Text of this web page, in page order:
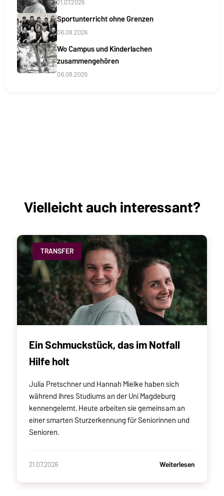
21.07.2026
Sportunterricht ohne Grenzen
06.08.2026
Wo Campus und Kinderlachen
zusammengehören
06.08.2026
Vielleicht auch interessant?
TRANSFER
Ein Schmuckstück, das im Notfall
Hilfe holt
Julia Pretschner und Hannah Mielke haben sich
während ihres Studiums an der Uni Magdeburg
kennengelernt. Heute arbeiten sie gemeinsam an
einer smarten Sturzerkennung für Seniorinnen und
Senioren.
21.07.2026 Weiterlesen